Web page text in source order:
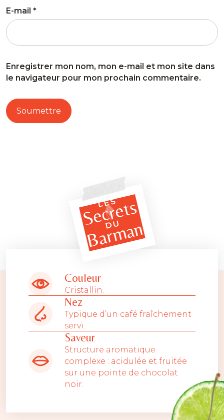
E-mail *
Enregistrer mon nom, mon e-mail et mon site dans
le navigateur pour mon prochain commentaire.
LES
Secrets
DU
Barman
Couleur
Cristallin.
Nez
Typique d’un café fraîchement
servi.
Saveur
Structure aromatique
complexe : acidulée et fruitée
sur une pointe de chocolat
noir.